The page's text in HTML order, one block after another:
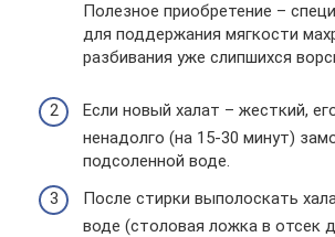
Полезное приобретение –
для поддержания мягкости
разбивания уже слипшихся
Если новый халат – жесткий,
ненадолго (на 15-30 минут)
подсоленной воде.
После стирки выполоскать
воде (столовая ложка в отсек